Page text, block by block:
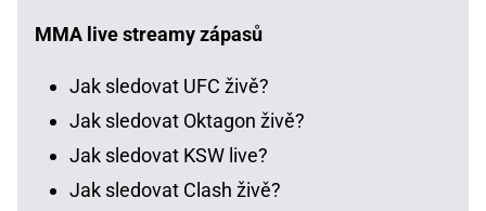
MMA live streamy zápasů
Jak sledovat UFC živě?
Jak sledovat Oktagon živě?
Jak sledovat KSW live?
Jak sledovat Clash živě?